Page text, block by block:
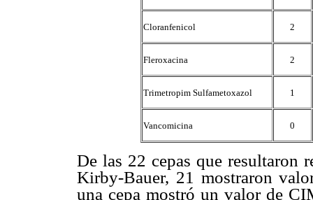
Cloranfenicol 2
Fleroxacina 2
Trimetropim Sulfametoxazol 1
Vancomicina 0
De las 22 cepas que resultaron
Kirby-Bauer, 21 mostraron
una cepa mostró un valor de